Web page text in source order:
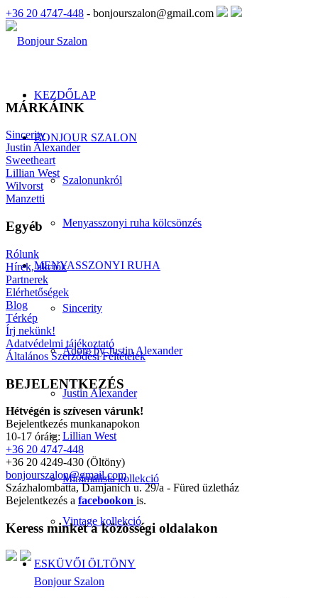
+36 20 4747-448 - bonjourszalon@gmail.com
KEZDŐLAP
BONJOUR SZALON
Szalonunkról
Menyasszonyi ruha kölcsönzés
MENYASSZONYI RUHA
Sincerity
Adore by Justin Alexander
Justin Alexander
Lillian West
Minimalista kollekció
Vintage kollekció
ESKÜVŐI ÖLTÖNY
MÁRKÁINK
Sincerity
Justin Alexander
Sweetheart
Lillian West
Wilvorst
Manzetti
Egyéb
Rólunk
Hírek, akciók
Partnerek
Elérhetőségek
Blog
Térkép
Írj nekünk!
Adatvédelmi tájékoztató
Általános Szerződési Feltételek
BEJELENTKEZÉS
Hétvégén is szívesen várunk!
Bejelentkezés munkanapokon
10-17 óráig:
+36 20 4747-448
+36 20 4249-430 (Öltöny)
bonjourszalon@gmail.com
Százhalombatta, Damjanich u. 29/a - Füred üzletház
Bejelentkezés a facebookon is.
Keress minket a közösségi oldalakon
Bonjour Szalon